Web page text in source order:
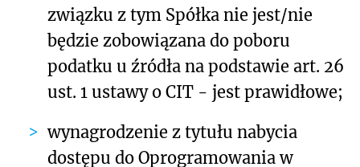
związku z tym Spółka nie jest/nie
będzie zobowiązana do poboru
podatku u źródła na podstawie art. 26
ust. 1 ustawy o CIT - jest prawidłowe;
wynagrodzenie z tytułu nabycia
dostępu do Oprogramowania w